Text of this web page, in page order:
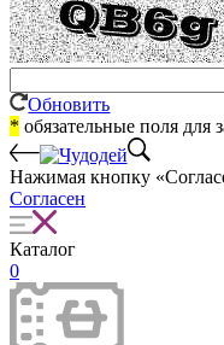
Обновить
* обязательные поля для
Нажимая кнопку
Согласен
Каталог
0